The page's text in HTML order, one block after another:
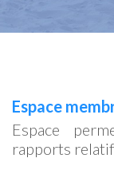
Espace
Espace
rapports